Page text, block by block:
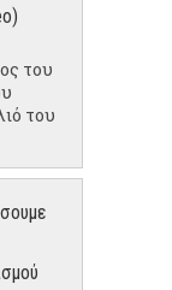
του
του